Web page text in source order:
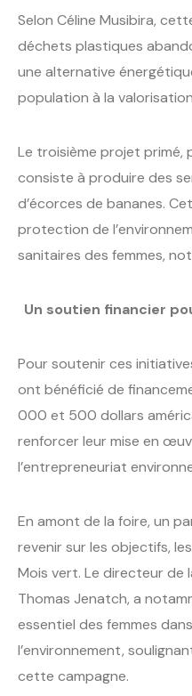
Selon Céline Musibira,
déchets plastiques
une alternative
population à la
Le troisième projet primé,
consiste à produire des
d’écorces de bananes.
protection de
sanitaires des femmes,
Un soutien financier
Pour soutenir ces
ont bénéficié de
000 et 500 dollars
renforcer leur mise en
l’entrepreneuriat
En amont de la foire, un
revenir sur les objectifs,
Mois vert. Le directeur de
Thomas Jenatch, a
essentiel des femmes
l’environnement,
cette campagne.